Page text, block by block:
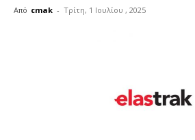
Από cmak - Τρίτη, 1 Ιουλίου , 2025